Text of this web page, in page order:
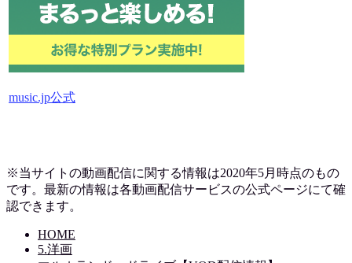
music.jp公式
※当サイトの動画配信に関する情報は2020年5月時点のもの
です。最新の情報は各動画配信サービスの公式ページにて確
認できます。
HOME
5.洋画